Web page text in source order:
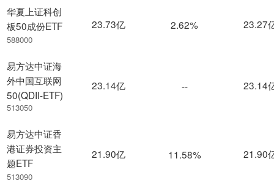
华夏上证科创
板50成份ETF
588000
易方达中证海
外中国互联网
50(QDII-ETF)
513050
易方达中证香
港证券投资主
题ETF
513090
23.73亿 2.62% 23.27
23.14亿 -- 23.14
21.90亿 11.58% 21.90